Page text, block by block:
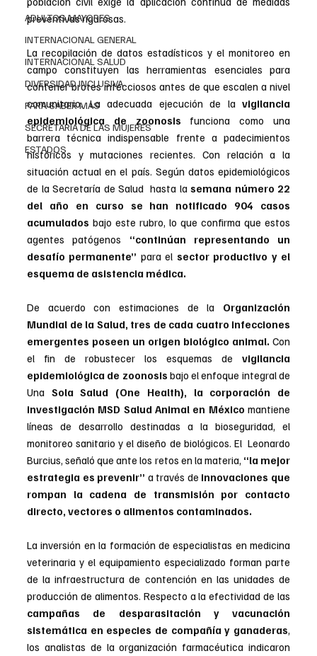
ADULTOS MAYORES
INTERNACIONAL GENERAL
INTERNACIONAL SALUD
DIVERSIDAD INCLUSIVA
PARA SABER MAS
SECRETARIA DE LAS MUJERES
ESTADOS
preventivas rigurosas.
La recopilación de datos estadísticos y el monitoreo en
campo constituyen las herramientas esenciales para
contener brotes infecciosos antes de que escalen a nivel
comunitario. La adecuada ejecución de la vigilancia
epidemiológica de zoonosis funciona como una
barrera técnica indispensable frente a padecimientos
históricos y mutaciones recientes. Con relación a la
situación actual en el país. Según datos epidemiológicos
de la Secretaría de Salud  hasta la semana número 22
del año en curso se han notificado 904 casos
acumulados bajo este rubro, lo que confirma que estos
agentes patógenos “continúan representando un
desafío permanente” para el sector productivo y el
esquema de asistencia médica.
De acuerdo con estimaciones de la Organización
Mundial de la Salud, tres de cada cuatro infecciones
emergentes poseen un origen biológico animal. Con
el fin de robustecer los esquemas de vigilancia
epidemiológica de zoonosis bajo el enfoque integral de
Una Sola Salud (One Health), la corporación de
investigación MSD Salud Animal en México mantiene
líneas de desarrollo destinadas a la bioseguridad, el
monitoreo sanitario y el diseño de biológicos. El  Leonardo
Burcius, señaló que ante los retos en la materia, “la mejor
estrategia es prevenir” a través de innovaciones que
rompan la cadena de transmisión por contacto
directo, vectores o alimentos contaminados.
La inversión en la formación de especialistas en medicina
veterinaria y el equipamiento especializado forman parte
de la infraestructura de contención en las unidades de
campañas de desparasitación y vacunación
sistemática en especies de compañía y ganaderas,
los analistas de la organización farmacéutica indicaron